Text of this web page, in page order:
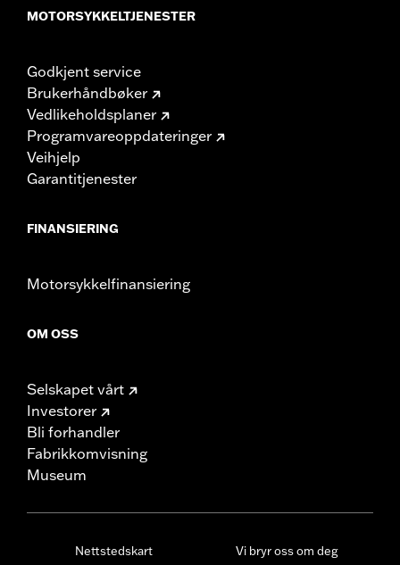
MOTORSYKKELTJENESTER
Godkjent service
Brukerhåndbøker
Vedlikeholdsplaner
Programvareoppdateringer
Veihjelp
Garantitjenester
FINANSIERING
Motorsykkelfinansiering
OM OSS
Selskapet vårt
Investorer
Bli forhandler
Fabrikkomvisning
Museum
Nettstedskart
Vi bryr oss om deg